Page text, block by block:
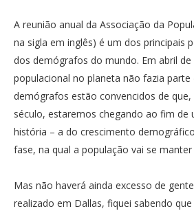
A reunião anual da Associação da
na sigla em inglês) é um dos principais
dos demógrafos do mundo. Em abril
populacional no planeta não fazia parte
demógrafos estão convencidos de
século, estaremos chegando ao fim de
história – a do crescimento
fase, na qual a população vai se
Mas não haverá ainda excesso de
realizado em Dallas, fiquei sabendo